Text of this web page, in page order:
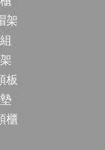
架
板
櫃